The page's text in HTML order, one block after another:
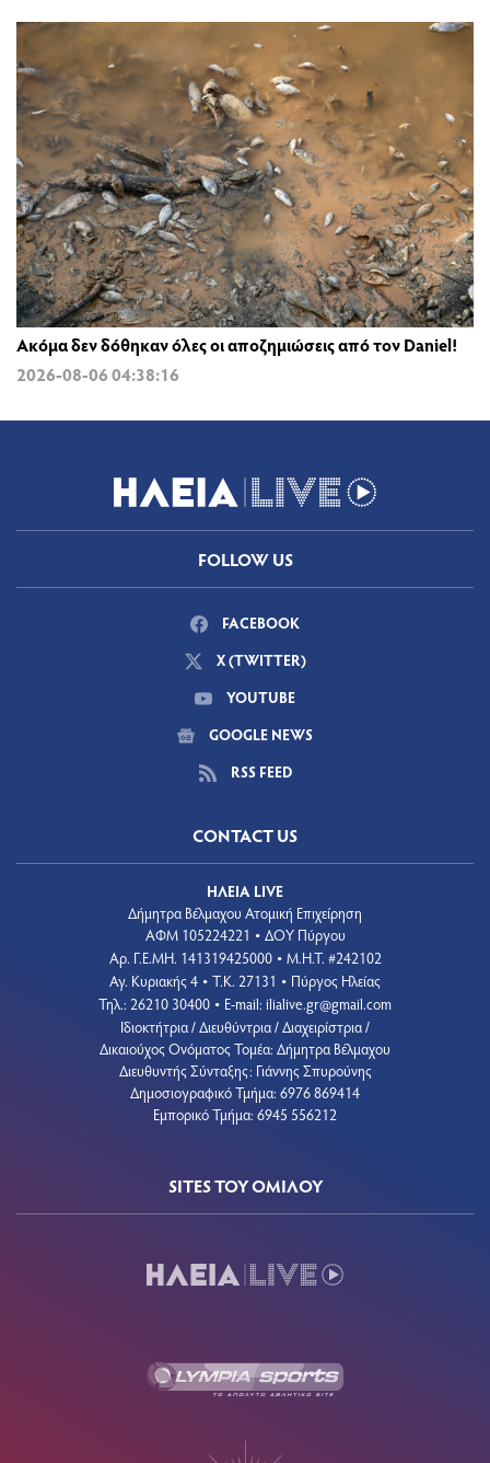
Ακόμα δεν δόθηκαν όλες οι αποζημιώσεις από τον Daniel!
2026-08-06 04:38:16
FOLLOW US
FACEBOOK
X (TWITTER)
YOUTUBE
GOOGLE NEWS
RSS FEED
CONTACT US
ΗΛΕΙΑ LIVE
Δήμητρα Βέλμαχου Ατομική Επιχείρηση
ΑΦΜ 105224221 • ΔΟΥ Πύργου
Aρ. Γ.Ε.ΜΗ. 141319425000 • Μ.Η.Τ. #242102
Αγ. Κυριακής 4 • Τ.Κ. 27131 • Πύργος Ηλείας
Τηλ.: 26210 30400 • E-mail: ilialive.gr@gmail.com
Ιδιοκτήτρια / Διευθύντρια / Διαχειρίστρια /
Δικαιούχος Ονόματος Τομέα: Δήμητρα Βέλμαχου
Διευθυντής Σύνταξης: Γιάννης Σπυρούνης
Δημοσιογραφικό Τμήμα: 6976 869414
Εμπορικό Τμήμα: 6945 556212
SITES ΤΟΥ ΟΜΙΛΟΥ